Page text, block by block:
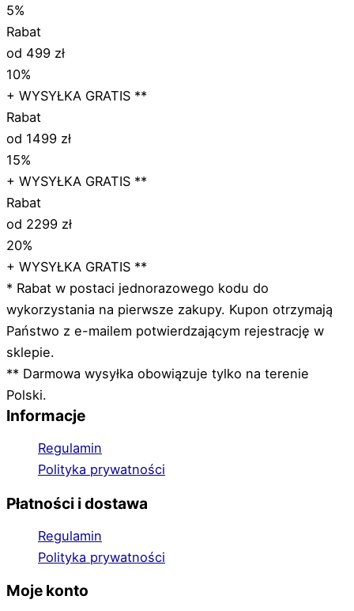
5%
Rabat
od 499 zł
10%
+ WYSYŁKA GRATIS **
Rabat
od 1499 zł
15%
+ WYSYŁKA GRATIS **
Rabat
od 2299 zł
20%
+ WYSYŁKA GRATIS **
* Rabat w postaci jednorazowego kodu do
wykorzystania na pierwsze zakupy. Kupon otrzymają
Państwo z e-mailem potwierdzającym rejestrację w
sklepie.
** Darmowa wysyłka obowiązuje tylko na terenie
Polski.
Informacje
Regulamin
Polityka prywatności
Płatności i dostawa
Regulamin
Polityka prywatności
Moje konto